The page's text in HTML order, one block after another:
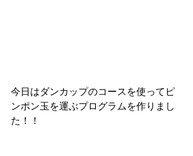
今日はダンカップのコースを使ってピ
ンポン玉を運ぶプログラムを作りまし
た！！